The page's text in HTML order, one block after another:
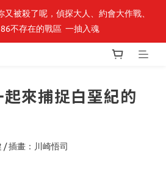
全知讀者視角」 周邊商品
又被殺了呢，偵探大人、約會大作戰、
不存在的戰區  一抽入魂
來捕捉白堊紀的
/ 插畫：川崎悟司